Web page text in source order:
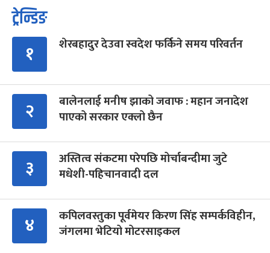
ट्रेन्डिङ
१ शेरबहादुर देउवा स्वदेश फर्किने समय परिवर्तन
२
बालेनलाई मनीष झाको जवाफ : महान जनादेश
पाएको सरकार एक्लो छैन
३
अस्तित्व संकटमा परेपछि मोर्चाबन्दीमा जुटे
मधेशी-पहिचानवादी दल
४
कपिलवस्तुका पूर्वमेयर किरण सिंह सम्पर्कविहीन,
जंगलमा भेटियो मोटरसाइकल